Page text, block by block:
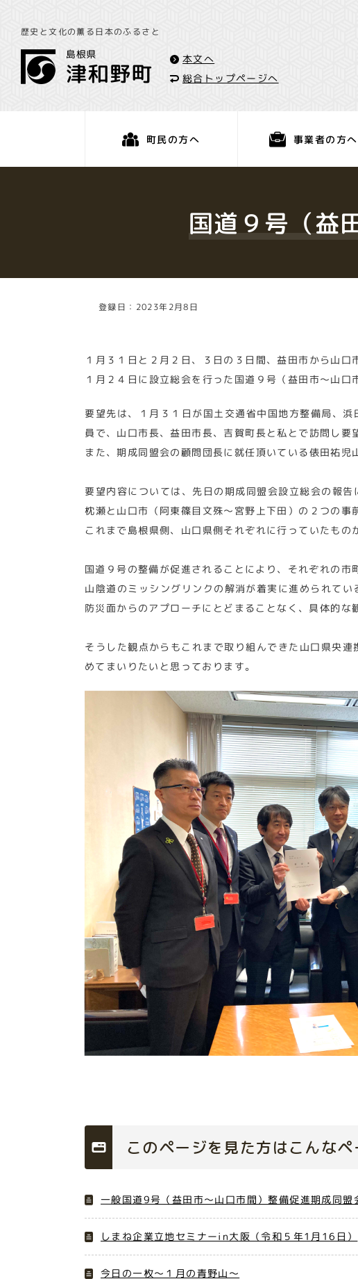
歴史と文化の薫る日本のふるさと
本文へ
総合トップページへ
町民の方へ 事業者の方へ
国道９号（益
登録日：2023年2月8日
１月３１日と２月２日、３日の３日間、益田市から山
１月２４日に設立総会を行った国道９号（益田市～山
要望先は、１月３１日が国土交通省中国地方整備局、
員で、山口市長、益田市長、吉賀町長と私とで訪問し要
また、期成同盟会の顧問団長に就任頂いている俵田祐
要望内容については、先日の期成同盟会設立総会の報
枕瀬と山口市（阿東篠目文殊～宮野上下田）の２つの事
これまで島根県側、山口県側それぞれに行っていたも
国道９号の整備が促進されることにより、それぞれの
山陰道のミッシングリンクの解消が着実に進められて
防災面からのアプローチにとどまることなく、具体的な
そうした観点からもこれまで取り組んできた山口県央
めてまいりたいと思っております。
このページを見た方はこんな
一般国道9号（益田市～山口市間）整備促進期成同盟
しまね企業立地セミナーin大阪（令和５年1月16日）
今日の一枚～１月の青野山～